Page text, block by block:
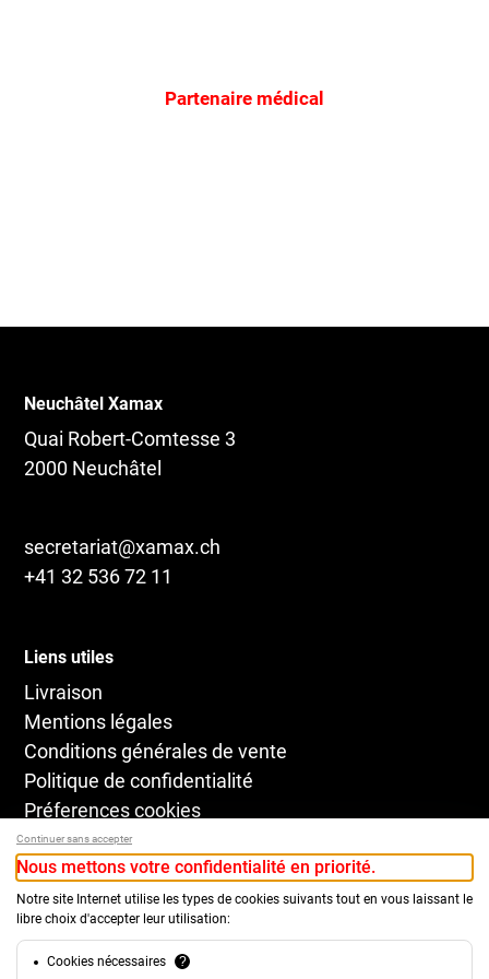
Partenaire médical
Neuchâtel Xamax
Quai Robert-Comtesse 3
2000 Neuchâtel
secretariat@xamax.ch
+41 32 536 72 11
Liens utiles
Livraison
Mentions légales
Conditions générales de vente
Politique de confidentialité
Préferences cookies
Continuer sans accepter
Nous mettons votre confidentialité en priorité.
Notre site Internet utilise les types de cookies suivants tout en vous laissant le
libre choix d'accepter leur utilisation:
Cookies nécessaires ?